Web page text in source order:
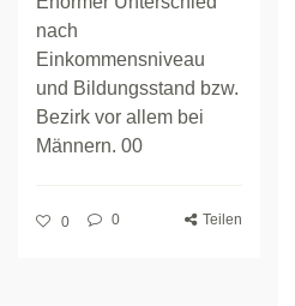
nach
Einkommensniveau
und Bildungsstand bzw.
Bezirk vor allem bei
Männern. 00
0 0 Teilen